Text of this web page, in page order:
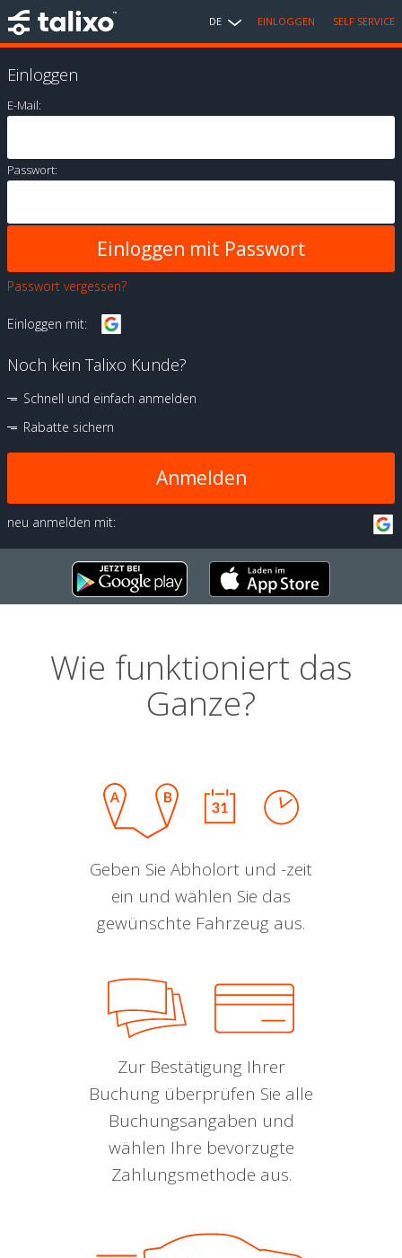
DE EINLOGGEN SELF SERVICE
Einloggen
E-Mail:
Passwort:
Passwort vergessen?
Einloggen mit:
Noch kein Talixo Kunde?
Schnell und einfach anmelden
Rabatte sichern
Anmelden
neu anmelden mit:
Wie funktioniert das
Ganze?
Geben Sie Abholort und -zeit
ein und wählen Sie das
gewünschte Fahrzeug aus.
Zur Bestätigung Ihrer
Buchung überprüfen Sie alle
Buchungsangaben und
wählen Ihre bevorzugte
Zahlungsmethode aus.